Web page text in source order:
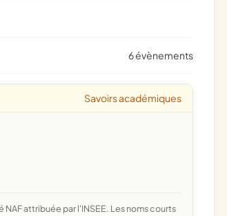
6 évènements
Savoirs académiques